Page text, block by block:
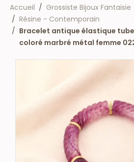
Accueil
Grossiste Bijoux Fantaisie
Résine - Contemporain
Bracelet antique élastique
coloré marbré métal femme